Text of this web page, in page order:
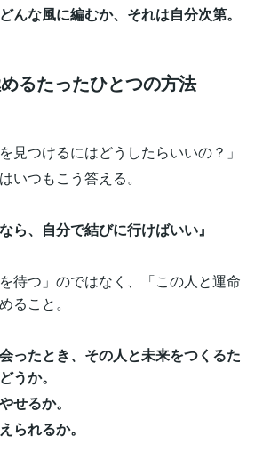
んな風に編むか、それは自分次第。
るたったひとつの方法
見つけるにはどうしたらいいの？」
いつもこう答える。
ら、自分で結びに行けばいい』
待つ」のではなく、「この人と運命
ること。
ったとき、その人と未来をつくるた
うか。
せるか。
られるか。